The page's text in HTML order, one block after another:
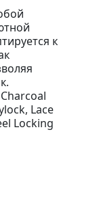
к
Lace
Locking